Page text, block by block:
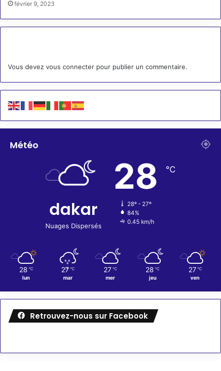
février 9, 2023
Vous devez vous connecter pour publier un commentaire.
Météo
dakar
Nuages Dispersés
28 ℃
28º - 27º
84%
0.45 km/h
28 ℃
lun
27 ℃
mar
27 ℃
mer
28 ℃
jeu
27 ℃
ven
Retrouvez-nous sur Facebook